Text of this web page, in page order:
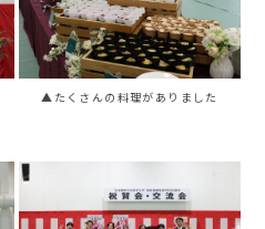
▲たくさんの料理がありました